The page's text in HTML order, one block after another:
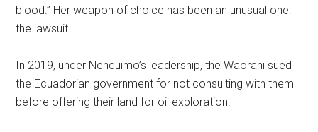
blood.” Her weapon of choice has been an unusual one:
the lawsuit.
In 2019, under Nenquimo’s leadership, the Waorani sued
the Ecuadorian government for not consulting with them
before offering their land for oil exploration.